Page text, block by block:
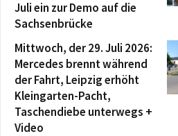
Juli ein zur Demo auf die
Sachsenbrücke
Mittwoch, der 29. Juli 2026:
Mercedes brennt während
der Fahrt, Leipzig erhöht
Kleingarten-Pacht,
Taschendiebe unterwegs +
Video